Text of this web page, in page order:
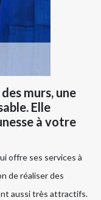
murs, une
Elle
à votre
offre ses services à
de réaliser des
aussi très attractifs.